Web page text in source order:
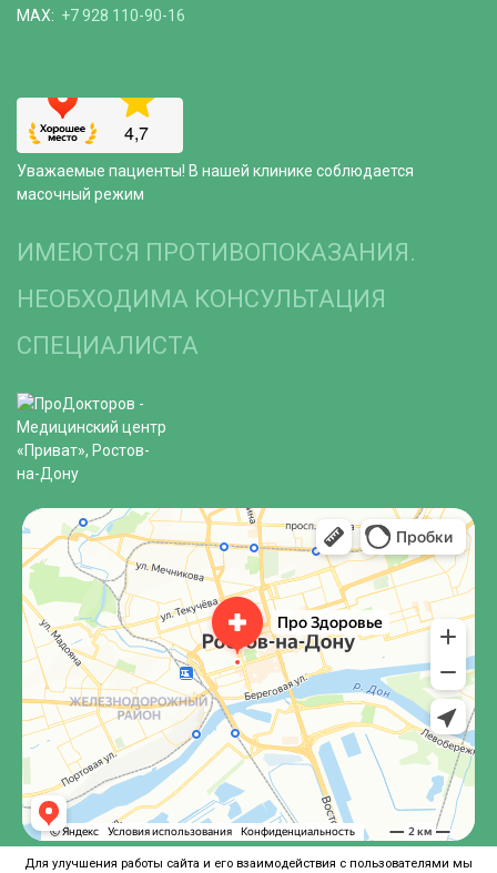
MAX: +7 928 110-90-16
Уважаемые пациенты! В нашей клинике соблюдается
масочный режим
ИМЕЮТСЯ ПРОТИВОПОКАЗАНИЯ.
НЕОБХОДИМА КОНСУЛЬТАЦИЯ
СПЕЦИАЛИСТА
Для улучшения работы сайта и его взаимодействия с пользователями мы